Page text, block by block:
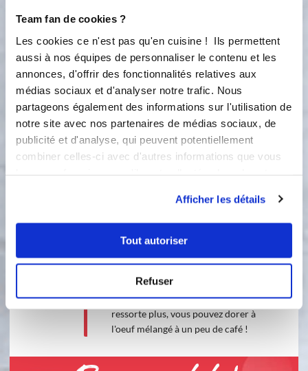
Team fan de cookies ?
Les cookies ce n'est pas qu'en cuisine ! Ils permettent
aussi à nos équipes de personnaliser le contenu et les
annonces, d'offrir des fonctionnalités relatives aux
médias sociaux et d'analyser notre trafic. Nous
partageons également des informations sur l'utilisation de
notre site avec nos partenaires de médias sociaux, de
publicité et d'analyse, qui peuvent potentiellement
combiner celles-ci avec d'autres informations que vous
Afficher les détails
Tout autoriser
Refuser
sablés à l'aide d'emporte-pièces de
votre choix. Déposez vos sablés sur la
toile SILPAIN ou la toile . Remettre au
frais 30 min. Préchauffez votre four à
160°C, placez votre toile avec les
sablés sur la plaque perforée. Faites
cuire ~20 min (adaptez selon votre
four, les sablés ne doivent pas être
trop cuits, ils vont durcir un peu en
refroidissant). Attendre 10 min après
les dans un récipient sous vide avec le
optimale tant au niveau des saveurs
que pour leur moelleux et croquant !
beurre doux ou salé selon vos goûts !
Bonne dégustation ! Petite astuce du
Chef Demarle pour que le dessin
ressorte plus, vous pouvez dorer à
l'oeuf mélangé à un peu de café !